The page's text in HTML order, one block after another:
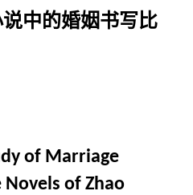
中的婚姻书写比
of Marriage
of Zhao